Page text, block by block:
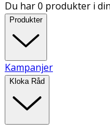
Du har 0 produkter i
Produkter
Kampanjer
Kloka Råd